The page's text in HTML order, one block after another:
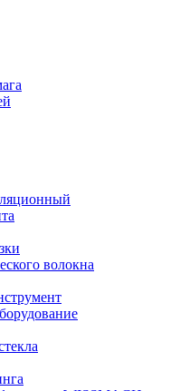
волокна